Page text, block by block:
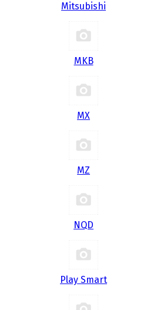
Mitsubishi
MKB
MX
MZ
NQD
Play Smart